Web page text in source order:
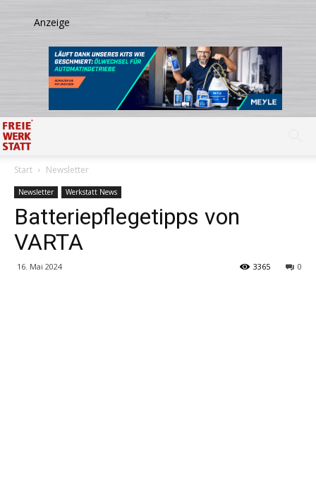
Start Newsletter
Newsletter Werkstatt News
Batteriepflegetipps von
VARTA
16. Mai 2024 0
3365